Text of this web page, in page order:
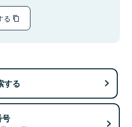
る
する